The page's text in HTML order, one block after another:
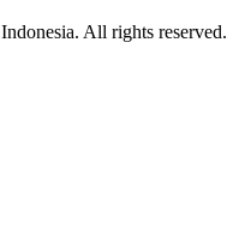
All rights reserved.